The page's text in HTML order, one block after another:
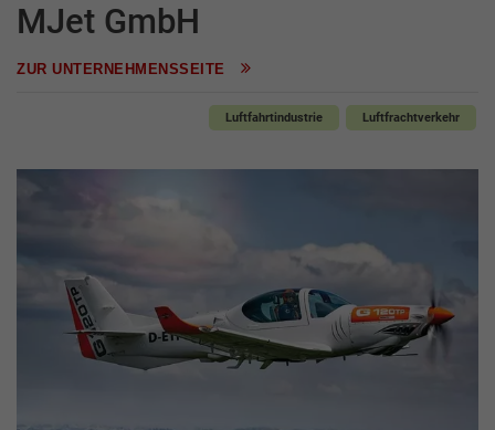
MJet GmbH
ZUR UNTERNEHMENSSEITE
Luftfahrtindustrie Luftfrachtverkehr